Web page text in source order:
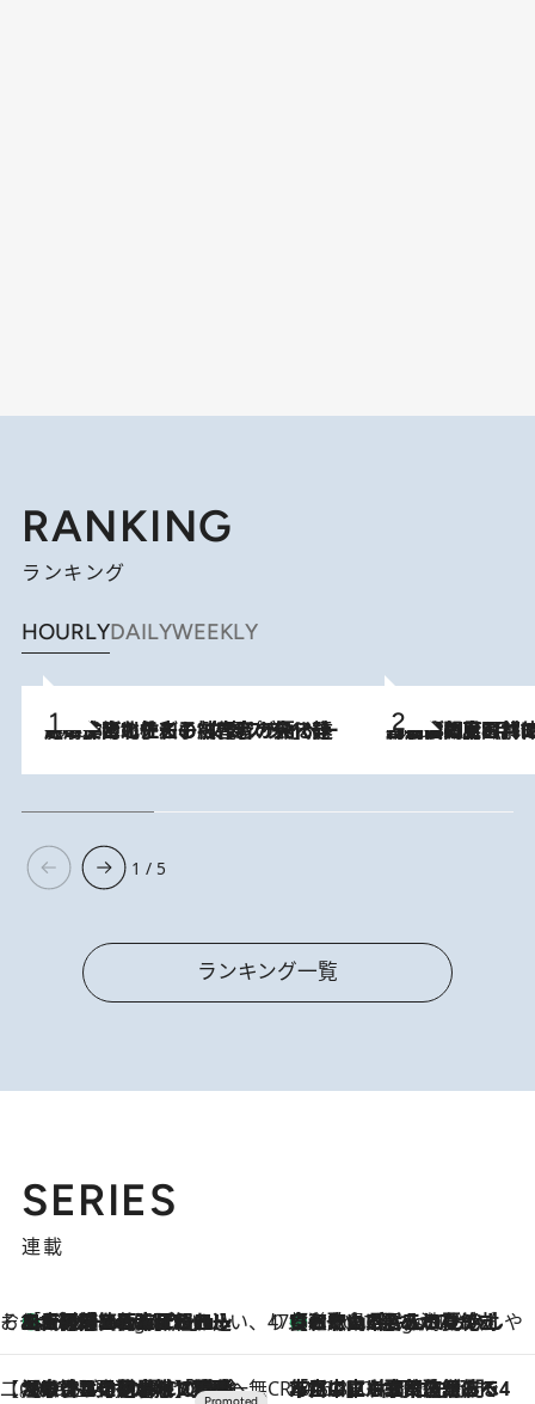
RANKING
ランキング
HOURLYDAILYWEEKLY
2026.8.3
《「文士の子ども被害者の会」発足！》阿川佐和子（72）が語る遠藤周作に北杜夫、劇作家・矢代静一の子どもたちの“文豪プライベート事件簿” 2026.8.8
「最後に見られてよかった」上野動物園の東園パンダ舎が解体前に特別公開。8月16日まで延長されたパネル展と共に辿る“半世紀”のパンダ飼育《解体工事の図面あり》
1 / 5
ランキング一覧
SERIES
連載
そおだよおこの関西おいしい、おやつ紀行6 Hours Ago
［大阪府箕面市］一皿一皿目の前で仕上げられる、料理を巧みに組み込んだアシェットデセールコース「ミチル アシェット デセール（Michiru assiette dessert）」 47都道府県の手みやげ ひんやりスイーツで夏を満喫
6 Hours Ago
【和歌山県】この夏絶対食べたい 冷やしておいしいおやつ3選 みかんがごろっと丸ごと入ったジュレ
【CREA×星野リゾート】唯一無二。癒しと発見が待つ場所へ
2026.8.7
【トンボの足水浴】ヒノキの香りに包まれて涼感マックス！約13℃の湧水かけ流しを避暑地「星野温泉 トンボの湯」で体験 CREA'S CHOICE
2026.8.7
「立川にも歌舞伎があるんだよ」 片岡仁左衛門・市川中車ら豪華座組みで4年目の立川立飛歌舞伎へ